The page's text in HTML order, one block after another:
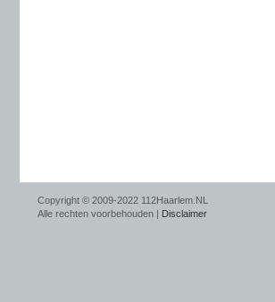
Copyright © 2009-2022 112Haarlem.NL
Alle rechten voorbehouden | Disclaimer